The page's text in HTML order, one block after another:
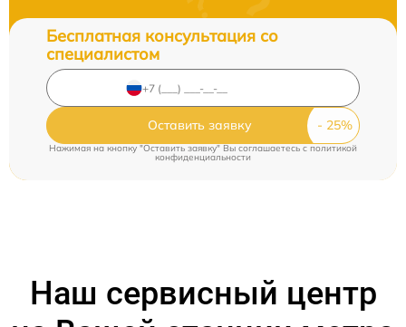
Бесплатная консультация со
специалистом
Оставить заявку
Нажимая на кнопку "Оставить заявку" Вы соглашаетесь c политикой
конфиденциальности
Наш сервисный центр